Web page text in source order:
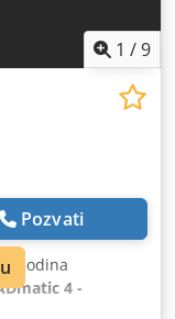
nosač sa 6
1 /9
Pozvati
, Godina
4 -
za sečenje